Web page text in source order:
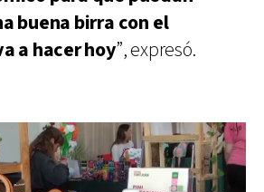
buena birra con el
a hacer hoy”, expresó.